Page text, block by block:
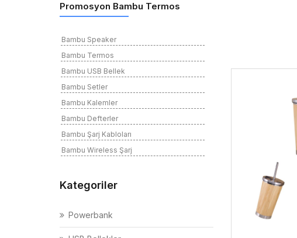
Promosyon Bambu Termos
Bambu Speaker
Bambu Termos
Bambu USB Bellek
Bambu Setler
Bambu Kalemler
Bambu Defterler
Bambu Şarj Kabloları
Bambu Wireless Şarj
Kategoriler
Powerbank